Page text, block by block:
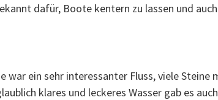
dafür, Boote kentern zu lassen und
war ein sehr interessanter Fluss, viele
klares und leckeres Wasser gab es